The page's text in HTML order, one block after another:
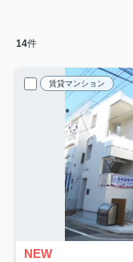
14件
賃貸マンション
NEW